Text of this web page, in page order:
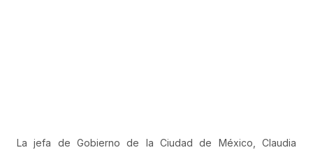
La jefa de Gobierno de la Ciudad de México, Claudia